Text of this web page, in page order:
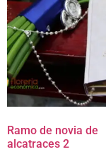
Ramo de novia de
alcatraces 2